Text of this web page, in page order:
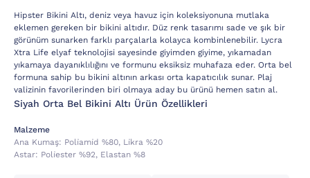
Hipster Bikini Altı, deniz veya havuz için koleksiyonuna mutlaka
eklemen gereken bir bikini altıdır. Düz renk tasarımı sade ve şık bir
görünüm sunarken farklı parçalarla kolayca kombinlenebilir. Lycra
Xtra Life elyaf teknolojisi sayesinde giyimden giyime, yıkamadan
yıkamaya dayanıklılığını ve formunu eksiksiz muhafaza eder. Orta bel
formuna sahip bu bikini altının arkası orta kapatıcılık sunar. Plaj
valizinin favorilerinden biri olmaya aday bu ürünü hemen satın al.
Si̇yah Orta Bel Bikini Altı Ürün Özellikleri
Malzeme
Ana Kumaş: Poli̇ami̇d %80, Li̇kra %20
Astar: Poli̇ester %92, Elastan %8